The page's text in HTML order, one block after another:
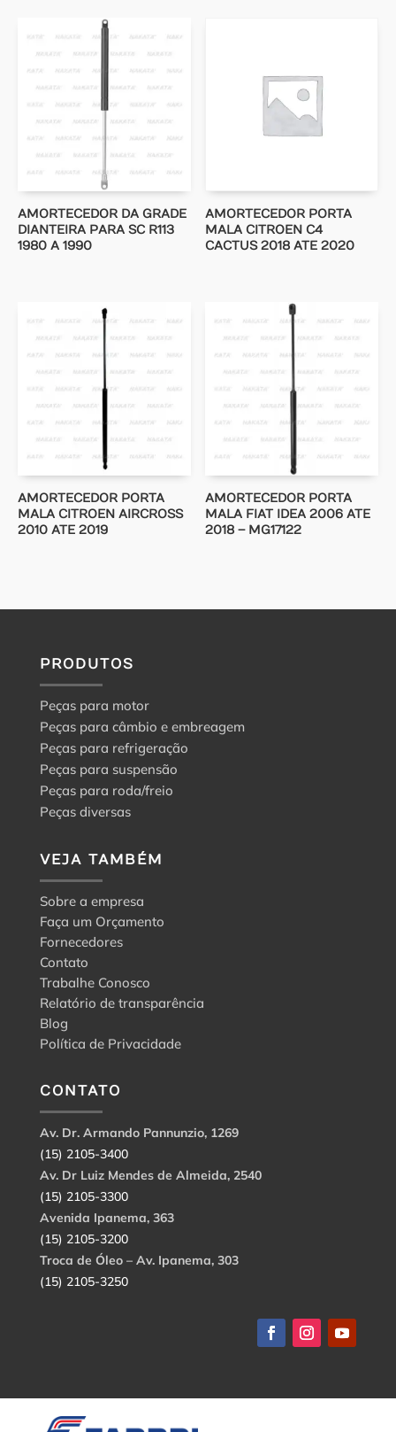
AMORTECEDOR DA GRADE
DIANTEIRA PARA SC R113
1980 A 1990
AMORTECEDOR PORTA
MALA CITROEN C4
CACTUS 2018 ATE 2020
AMORTECEDOR PORTA
MALA CITROEN AIRCROSS
2010 ATE 2019
AMORTECEDOR PORTA
MALA FIAT IDEA 2006 ATE
2018 – MG17122
PRODUTOS
Peças para motor
Peças para câmbio e embreagem
Peças para refrigeração
Peças para suspensão
Peças para roda/freio
Peças diversas
VEJA TAMBÉM
Sobre a empresa
Faça um Orçamento
Fornecedores
Contato
Trabalhe Conosco
Relatório de transparência
Blog
Política de Privacidade
CONTATO
Av. Dr. Armando Pannunzio, 1269
(15) 2105-3400
Av. Dr Luiz Mendes de Almeida, 2540
(15) 2105-3300
Avenida Ipanema, 363
(15) 2105-3200
Troca de Óleo – Av. Ipanema, 303
(15) 2105-3250